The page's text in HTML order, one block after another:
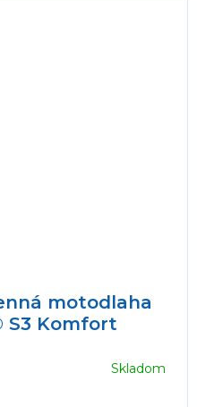
motodlaha
S3 Komfort
Skladom